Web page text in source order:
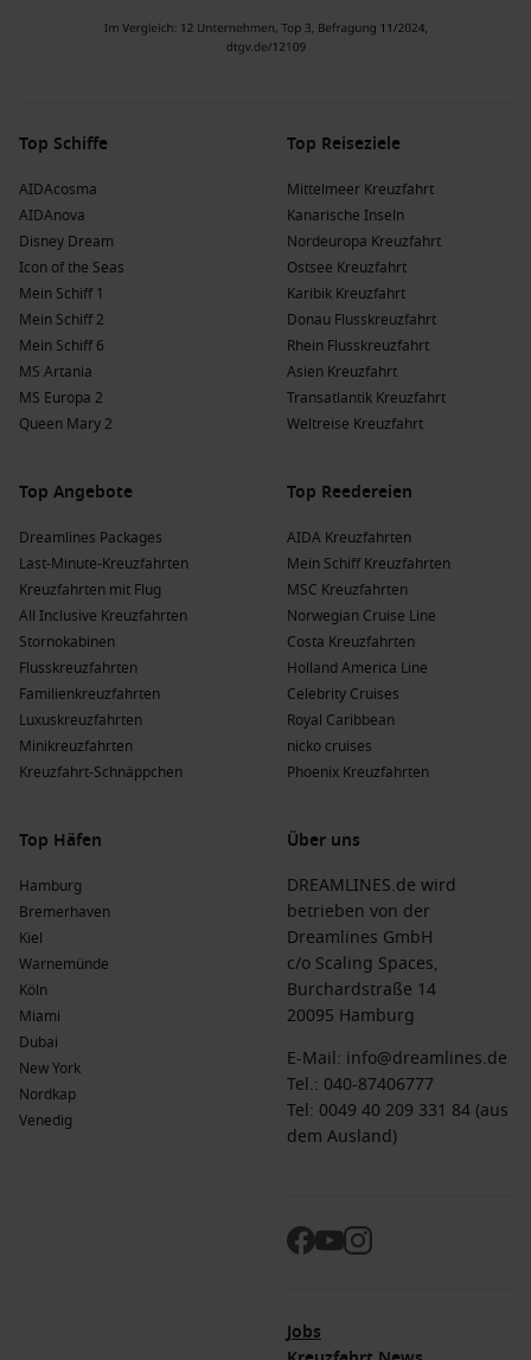
Top Schiffe
AIDAcosma
AIDAnova
Disney Dream
Icon of the Seas
Mein Schiff 1
Mein Schiff 2
Mein Schiff 6
MS Artania
MS Europa 2
Queen Mary 2
Top Reiseziele
Mittelmeer Kreuzfahrt
Kanarische Inseln
Nordeuropa Kreuzfahrt
Ostsee Kreuzfahrt
Karibik Kreuzfahrt
Donau Flusskreuzfahrt
Rhein Flusskreuzfahrt
Asien Kreuzfahrt
Transatlantik Kreuzfahrt
Weltreise Kreuzfahrt
Top Angebote
Dreamlines Packages
Last-Minute-Kreuzfahrten
Kreuzfahrten mit Flug
All Inclusive Kreuzfahrten
Stornokabinen
Flusskreuzfahrten
Familienkreuzfahrten
Luxuskreuzfahrten
Minikreuzfahrten
Kreuzfahrt-Schnäppchen
Top Reedereien
AIDA Kreuzfahrten
Mein Schiff Kreuzfahrten
MSC Kreuzfahrten
Norwegian Cruise Line
Costa Kreuzfahrten
Holland America Line
Celebrity Cruises
Royal Caribbean
nicko cruises
Phoenix Kreuzfahrten
Top Häfen
Hamburg
Bremerhaven
Kiel
Warnemünde
Köln
Miami
Dubai
New York
Nordkap
Venedig
Über uns
DREAMLINES.de wird
betrieben von der
Dreamlines GmbH
c/o Scaling Spaces,
Burchardstraße 14
20095 Hamburg
E-Mail: info@dreamlines.de
Tel.: 040-87406777
Tel: 0049 40 209 331 84 (aus
dem Ausland)
Jobs